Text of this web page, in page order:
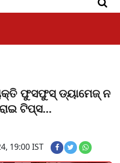
ଫୁସଫୁସ୍ ଡ୍ୟାମେଜ୍ ନ
ଟିପ୍ସ...
19:00 IST